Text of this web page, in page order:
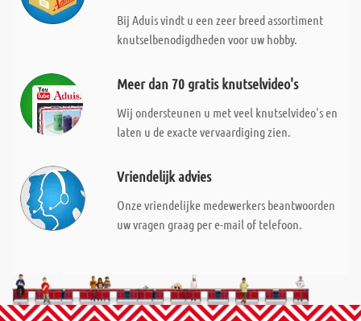
Bij Aduis vindt u een zeer breed assortiment
knutselbenodigdheden voor uw hobby.
Meer dan 70 gratis knutselvideo's
Wij ondersteunen u met veel knutselvideo's en
laten u de exacte vervaardiging zien.
Vriendelijk advies
Onze vriendelijke medewerkers beantwoorden
uw vragen graag per e-mail of telefoon.